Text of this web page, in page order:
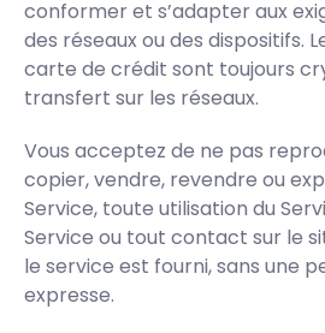
conformer et s’adapter aux
des réseaux ou des dispositifs.
carte de crédit sont toujours
transfert sur les réseaux.
Vous acceptez de ne pas
copier, vendre, revendre ou
Service, toute utilisation du
Service ou tout contact sur le
le service est fourni, sans une
expresse.